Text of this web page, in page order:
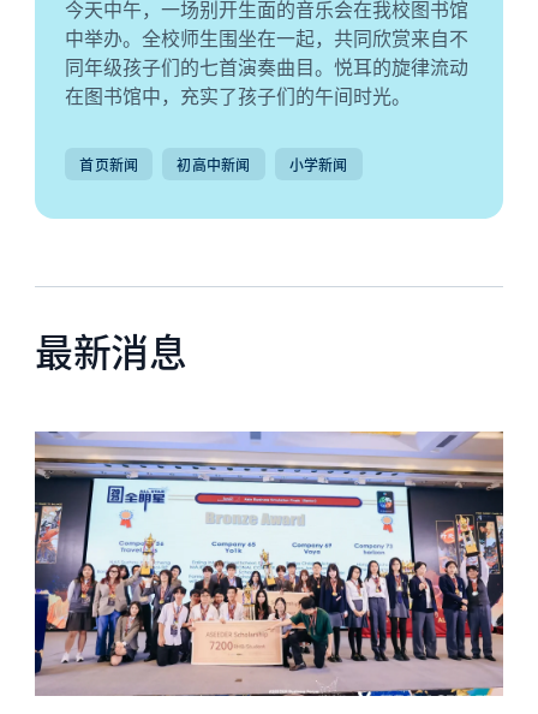
今天中午，一场别开生面的音乐会在我校图书馆
中举办。全校师生围坐在一起，共同欣赏来自不
同年级孩子们的七首演奏曲目。悦耳的旋律流动
在图书馆中，充实了孩子们的午间时光。
首页新闻 初高中新闻 小学新闻
最新消息
News image